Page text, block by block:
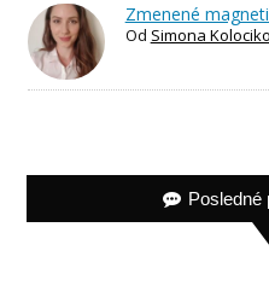
Zmenené
Od Simona
Posledné